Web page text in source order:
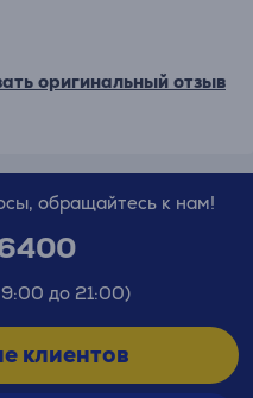
оригинальный отзыв
обращайтесь к нам!
до 21:00)
клиентов